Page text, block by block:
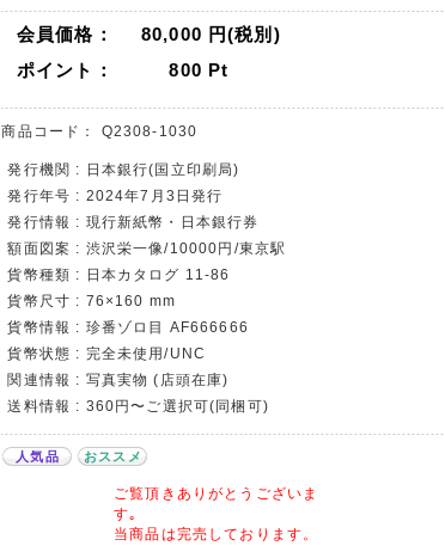
会員価格： 80,000 円(税別)
ポイント：
800 Pt
商品コード： Q2308-1030
発行機関 : 日本銀行(国立印刷局)
発行年号 : 2024年7月3日発行
発行情報 : 現行新紙幣・日本銀行券
額面図案 : 渋沢栄一像/10000円/東京駅
貨幣種類 : 日本カタログ 11-86
貨幣尺寸 : 76×160 mm
貨幣情報 : 珍番ゾロ目 AF666666
貨幣状態 : 完全未使用/UNC
関連情報 : 写真実物 (店頭在庫)
送料情報 : 360円〜ご選択可(同梱可)
人気品 おススメ
ご覧頂きありがとうございま
す｡
当商品は完売しております。